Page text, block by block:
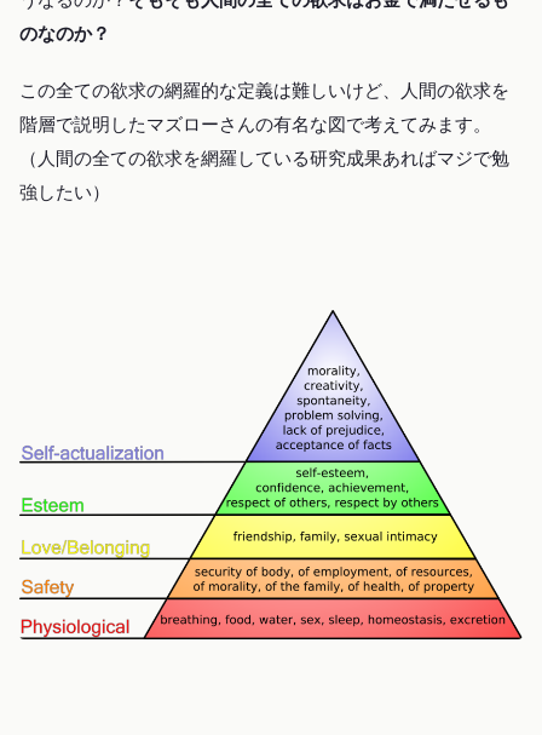
のなのか？
この全ての欲求の網羅的な定義は難しいけど、人間の欲求を
階層で説明したマズローさんの有名な図で考えてみます。
（人間の全ての欲求を網羅している研究成果あればマジで勉
強したい）